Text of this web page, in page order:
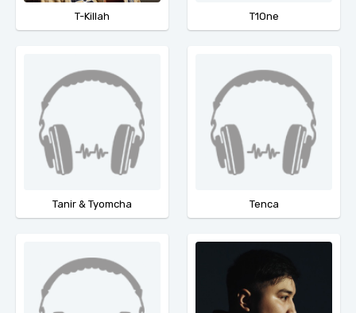
T-Killah T1One
Tanir & Tyomcha Tenca